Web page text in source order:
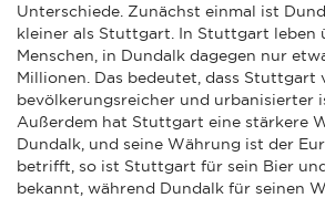
Unterschiede. Zunächst einmal ist
kleiner als Stuttgart. In Stuttgart leben
Menschen, in Dundalk dagegen nur
Millionen. Das bedeutet, dass Stuttgart
bevölkerungsreicher und urbanisierter
Außerdem hat Stuttgart eine stärkere
Dundalk, und seine Währung ist der
betrifft, so ist Stuttgart für sein Bier
bekannt, während Dundalk für seinen